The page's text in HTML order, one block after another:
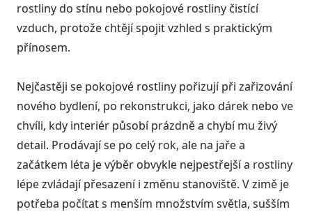
rostliny do stínu nebo pokojové rostliny čistící
vzduch, protože chtějí spojit vzhled s praktickým
přínosem.
Nejčastěji se pokojové rostliny pořizují při zařizování
nového bydlení, po rekonstrukci, jako dárek nebo ve
chvíli, kdy interiér působí prázdně a chybí mu živý
detail. Prodávají se po celý rok, ale na jaře a
začátkem léta je výběr obvykle nejpestřejší a rostliny
lépe zvládají přesazení i změnu stanoviště. V zimě je
potřeba počítat s menším množstvím světla, sušším